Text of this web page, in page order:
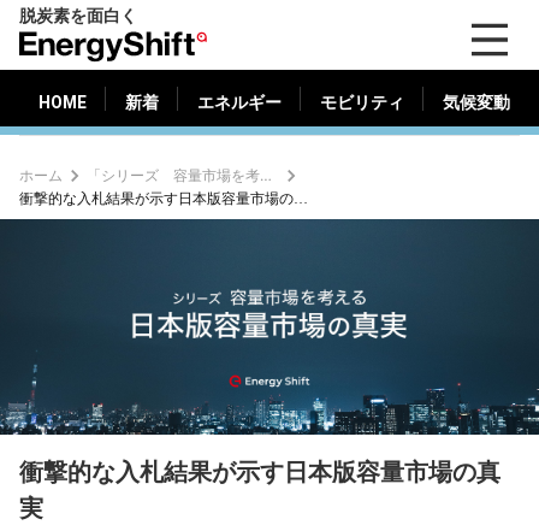
脱炭素を面白く
ナ
ジ
ー
フ
ト）
HOME 新着 エネルギー モビリティ 気候変動
新着 エネルギー 気候変動
ホーム 「シリーズ 容量市場を考える」
衝撃的な入札結果が示す日本版容量市場の真実
衝撃的な入札結果が示す日本版容量市場の真
実